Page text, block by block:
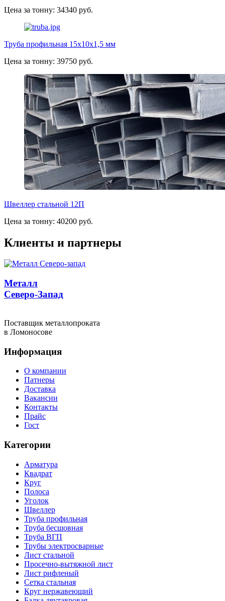
Цена за тонну: 34340 руб.
Труба профильная 15х10х1,5 мм
Цена за тонну: 39750 руб.
Швеллер стальной 12П
Цена за тонну: 40200 руб.
Клиенты и партнеры
Металл
Северо-Запад
Поставщик металлопроката
в Ломоносове
Информация
О компании
Патнеры
Доставка
Вакансии
Контакты
Прайс
Гост
Категории
Арматура
Квадрат
Круг
Полоса
Уголок
Швеллер
Труба профильная
Труба бесшовная
Труба ВГП
Трубы электросварные
Лист стальной
Просечно-вытяжной лист
Лист рифленый
Сетка стальная
Круг нержавеющий